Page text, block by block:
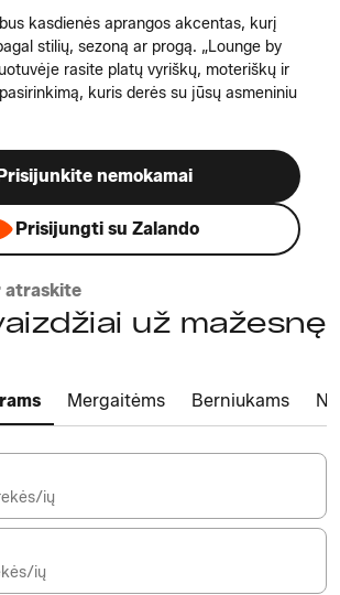
kasdienės aprangos akcentas, kurį
stilių, sezoną ar progą. „Lounge by
rasite platų vyriškų, moteriškų ir
kuris derės su jūsų asmeniniu
nemokamai
Prisijungti su Zalando
atraskite
už mažesnę
Mergaitėms Berniukams
ių
ių